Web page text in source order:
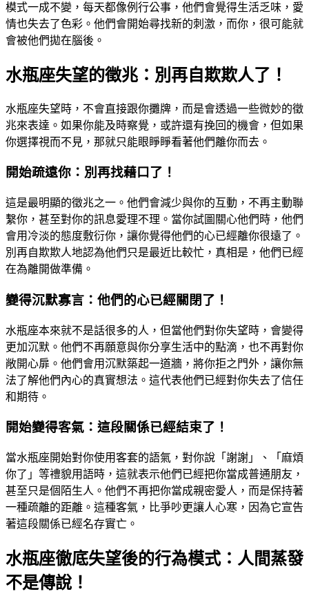
模式一成不變，每天都像例行公事，他們會覺得生活乏味，愛
情也失去了色彩。他們會開始尋找新的刺激，而你，很可能就
會被他們拋在腦後。
水瓶座失望的徵兆：別再自欺欺人了！
水瓶座失望時，不會直接跟你攤牌，而是會透過一些微妙的徵
兆來表達。如果你能及時察覺，或許還有挽回的機會，但如果
你選擇視而不見，那就只能眼睜睜看著他們離你而去。
開始疏遠你：別再找藉口了！
這是最明顯的徵兆之一。他們會減少與你的互動，不再主動聯
繫你，甚至對你的訊息愛理不理。當你試圖關心他們時，他們
會用冷淡的態度敷衍你，讓你覺得他們的心已經離你很遠了。
別再自欺欺人地認為他們只是最近比較忙，真相是，他們已經
在為離開做準備。
變得沉默寡言：他們的心已經關閉了！
水瓶座本來就不是話很多的人，但當他們對你失望時，會變得
更加沉默。他們不再願意與你分享生活中的點滴，也不再對你
敞開心扉。他們會用沉默築起一道牆，將你拒之門外，讓你無
法了解他們內心的真實想法。這代表他們已經對你失去了信任
和期待。
開始變得客氣：這段關係已經結束了！
當水瓶座開始對你使用客套的語氣，對你說「謝謝」、「麻煩
你了」等禮貌用語時，這就表示他們已經把你當成普通朋友，
甚至只是個陌生人。他們不再把你當成親密愛人，而是保持著
一種疏離的距離。這種客氣，比爭吵更讓人心寒，因為它宣告
著這段關係已經名存實亡。
水瓶座徹底失望後的行為模式：人間蒸發
不是傳說！